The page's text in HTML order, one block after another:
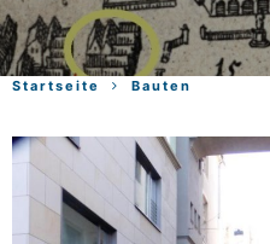
Startseite Bauten